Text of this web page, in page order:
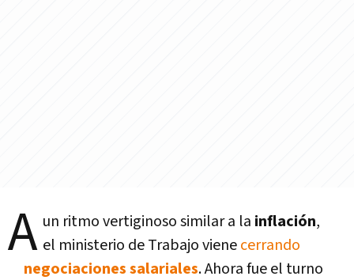
A un ritmo vertiginoso similar a la inflación,
el ministerio de Trabajo vienecerrando
negociaciones salariales. Ahora fue el turno